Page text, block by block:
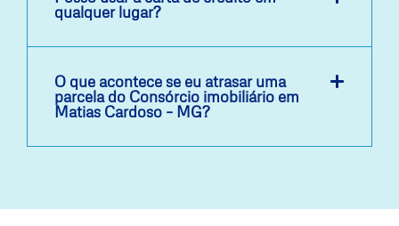
qualquer lugar?
O que acontece se eu atrasar uma
parcela do Consórcio imobiliário em
Matias Cardoso – MG?